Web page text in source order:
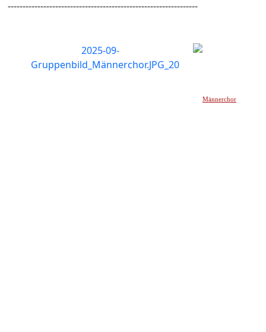
----------------------------------------------------------------
Männerchor